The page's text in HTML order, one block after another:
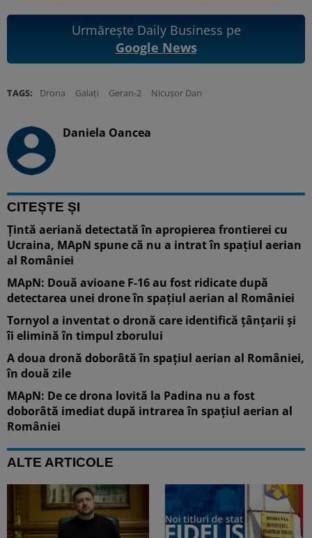
Urmărește Daily Business pe
Google News
TAGS: Drona Galați Geran-2 Nicușor Dan
Daniela Oancea
CITEȘTE ȘI
Ţintă aeriană detectată în apropierea frontierei cu
Ucraina, MApN spune că nu a intrat în spaţiul aerian
al României
MApN: Două avioane F-16 au fost ridicate după
detectarea unei drone în spațiul aerian al României
Tornyol a inventat o dronă care identifică țânțarii și
îi elimină în timpul zborului
A doua dronă doborâtă în spațiul aerian al României,
în două zile
MApN: De ce drona lovită la Padina nu a fost
doborâtă imediat după intrarea în spațiul aerian al
României
ALTE ARTICOLE